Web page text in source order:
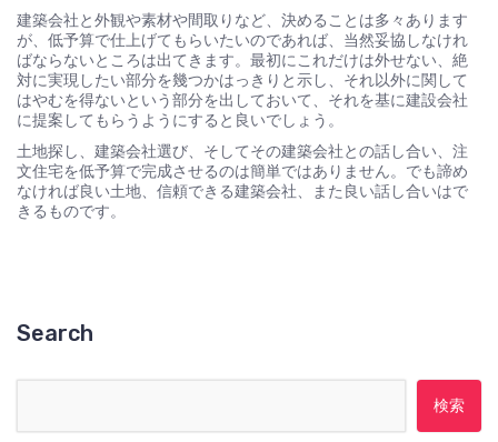
建築会社と外観や素材や間取りなど、決めることは多々あります
が、低予算で仕上げてもらいたいのであれば、当然妥協しなけれ
ばならないところは出てきます。最初にこれだけは外せない、絶
対に実現したい部分を幾つかはっきりと示し、それ以外に関して
はやむを得ないという部分を出しておいて、それを基に建設会社
に提案してもらうようにすると良いでしょう。
土地探し、建築会社選び、そしてその建築会社との話し合い、注
文住宅を低予算で完成させるのは簡単ではありません。でも諦め
なければ良い土地、信頼できる建築会社、また良い話し合いはで
きるものです。
Search